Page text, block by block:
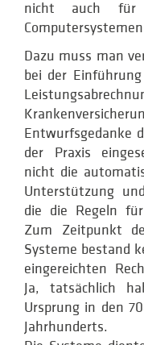
nicht auch für
Dazu muss man
bei der
Entwurfsgedanke
der Praxis
nicht die
Unterstützung
die die Regeln
Zum Zeitpunkt
Systeme bestand
eingereichten
Ja, tatsächlich
Ursprung in den
Jahrhunderts.